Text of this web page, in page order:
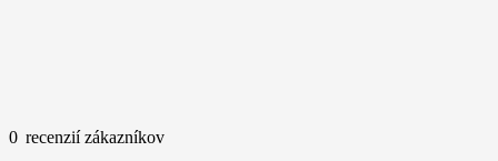
0 recenzií zákazníkov